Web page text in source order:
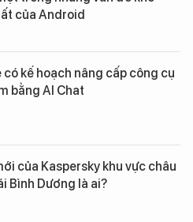
của Android
có kế hoạch nâng cấp công cụ
bằng AI Chat
của Kaspersky khu vực châu
Bình Dương là ai?